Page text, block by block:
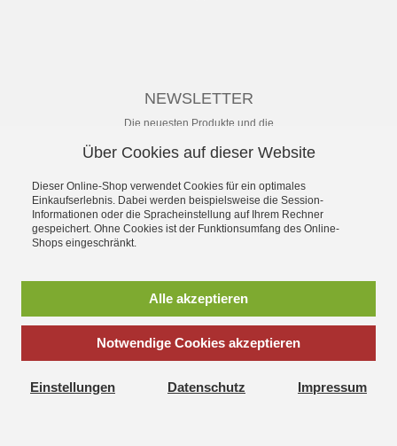
NEWSLETTER
Die neuesten Produkte und die
Ihr nichts mehr verpasst.
Abonnieren
Versandkosten** unverbindliche Preisempfehlung
des Herstellers
SchuhWolf - das Erlebnis-Schuhhaus für die ganze Familie.
lieferbaren aktuellen Modellen vieler Hersteller und persönlichem
Über Cookies auf dieser Website
Dieser Online-Shop verwendet Cookies für ein optimales
Einkaufserlebnis. Dabei werden beispielsweise die Session-
Informationen oder die Spracheinstellung auf Ihrem Rechner
gespeichert. Ohne Cookies ist der Funktionsumfang des Online-
Shops eingeschränkt.
Alle akzeptieren
Notwendige Cookies akzeptieren
Einstellungen Datenschutz Impressum